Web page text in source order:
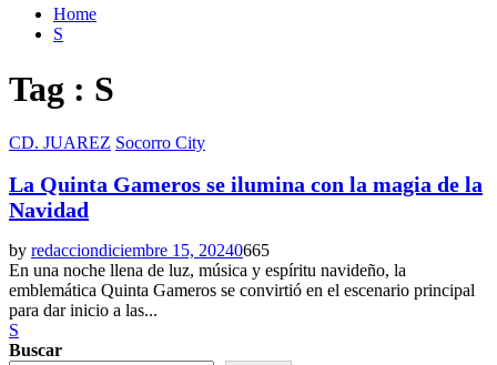
Home
S
Tag : S
CD. JUAREZ Socorro City
La Quinta Gameros se ilumina con la magia de la
Navidad
by redacciondiciembre 15, 20240665
En una noche llena de luz, música y espíritu navideño, la
emblemática Quinta Gameros se convirtió en el escenario principal
para dar inicio a las...
S
Buscar